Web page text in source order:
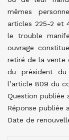
mêmes
articles 225-2 et
le trouble
ouvrage
retiré de la vente
du président
l’article 809 du
Question publiée
Réponse publiée
Date de